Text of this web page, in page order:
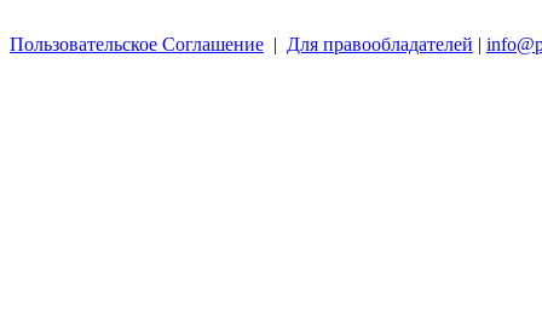
Пользовательское Соглашение | Для правообладателей |